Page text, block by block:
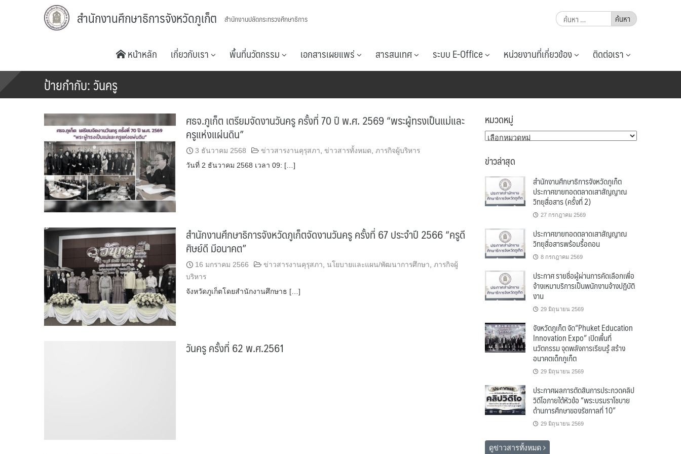
สำนักงานศึกษาธิการจังหวัดภูเก็ต สำนักงานปลัดกระทรวงศึกษาธิการ
ค้นหา
สำหรับ:
หน้าหลัก เกี่ยวกับเรา พื้นที่นวัตกรรม เอกสารเผยแพร่ สารสนเทศ ระบบ E-Office หน่วยงานที่เกี่ยวข้อง ติดต่อเรา
ป้ายกำกับ:วันครู
ศธจ.ภูเก็ต เตรียมจัดงานวันครู ครั้งที่ 70 ปี พ.ศ. 2569 “พระผู้ทรงเป็นแม่และ
ครูแห่งแผ่นดิน”
3 ธันวาคม 2568 ข่าวสารงานคุรุสภา ข่าวสารทั้งหมด ภารกิจผู้บริหาร
วันที่ 2 ธันวาคม 2568 เวลา 09: […]
สำนักงานศึกษาธิการจังหวัดภูเก็ตจัดงานวันครู ครั้งที่ 67 ประจำปี 2566 “ครูดี
ศิษย์ดี มีอนาคต”
16 มกราคม 2566 ข่าวสารงานคุรุสภา นโยบายและแผน/พัฒนาการศึกษา ภารกิจผู้
บริหาร
จังหวัดภูเก็ตโดยสำนักงานศึกษาธ […]
วันครู ครั้งที่ 62 พ.ศ.2561
หมวดหมู่
หมวด
ข่าวล่าสุด
สำนักงานศึกษาธิการจังหวัดภูเก็ต
ประกาศขายทอดตลาดเสาสัญญาณ
วิทยุสื่อสาร (ครั้งที่ 2)
27 กรกฎาคม 2569
ประกาศขายทอดตลาดเสาสัญญาณ
วิทยุสื่อสารพร้อมรื้อถอน
8 กรกฎาคม 2569
ประกาศ รายชื่อผู้ผ่านการคัดเลือกเพื่อ
จ้างเหมาบริการเป็นพนักงานจ้างปฏิบัติ
งาน
29 มิถุนายน 2569
จังหวัดภูเก็ต จัด“Phuket Education
Innovation Expo” เปิดพื้นที่
นวัตกรรม จุดพลังการเรียนรู้ สร้าง
อนาคตเด็กภูเก็ต
29 มิถุนายน 2569
ประกาศผลการตัดสินการประกวดคลิป
วิดีโอภายใต้หัวข้อ “พระบรมราโชบาย
ด้านการศึกษาของรัชกาลที่ 10”
29 มิถุนายน 2569
ดูข่าวสารทั้งหมด